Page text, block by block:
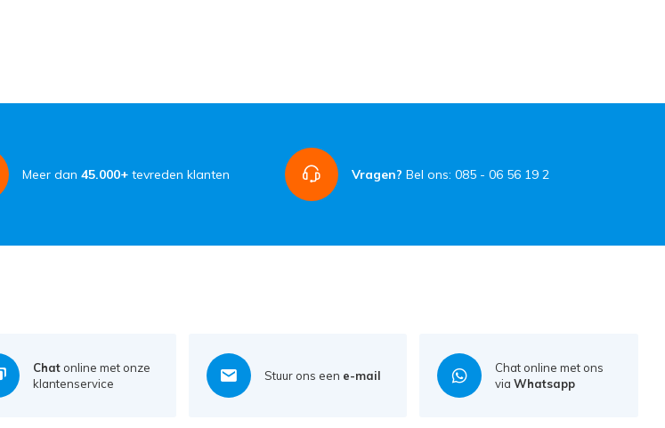
Meer dan 45.000+ tevreden klanten Vragen? Bel ons: 085 - 06 56 19 2
Chat online met onze
klantenservice
Stuur ons een e-mail
Chat online met ons
viaWhatsapp